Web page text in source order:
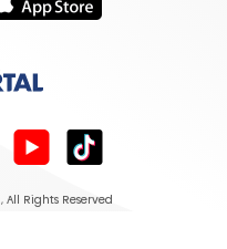
, All Rights Reserved